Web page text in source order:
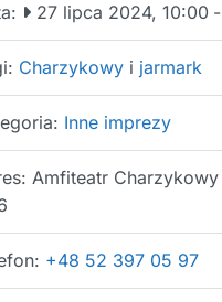
27 lipca 2024, 10:00 -
Charzykowy i jarmark
Inne imprezy
Amfiteatr Charzykowy
+48 52 397 05 97